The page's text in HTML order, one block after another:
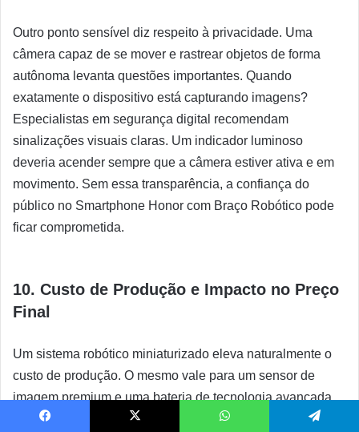
Outro ponto sensível diz respeito à privacidade. Uma
câmera capaz de se mover e rastrear objetos de forma
autônoma levanta questões importantes. Quando
exatamente o dispositivo está capturando imagens?
Especialistas em segurança digital recomendam
sinalizações visuais claras. Um indicador luminoso
deveria acender sempre que a câmera estiver ativa e em
movimento. Sem essa transparência, a confiança do
público no Smartphone Honor com Braço Robótico pode
ficar comprometida.
10. Custo de Produção e Impacto no Preço
Final
Um sistema robótico miniaturizado eleva naturalmente o
custo de produção. O mesmo vale para um sensor de
imagem premium e uma bateria de tecnologia avançada.
Esse cenário se soma a um momento delicado da cadeia